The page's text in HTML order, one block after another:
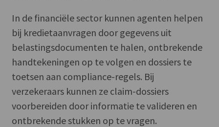
In de financiële sector kunnen agenten helpen
bij kredietaanvragen door gegevens uit
belastingsdocumenten te halen, ontbrekende
handtekeningen op te volgen en dossiers te
toetsen aan compliance-regels. Bij
verzekeraars kunnen ze claim-dossiers
voorbereiden door informatie te valideren en
ontbrekende stukken op te vragen.